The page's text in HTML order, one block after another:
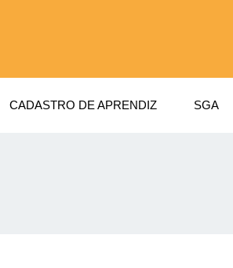
CADASTRO DE APRENDIZ SGA